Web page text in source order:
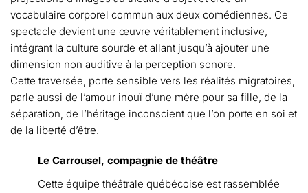
vocabulaire corporel commun aux deux comédiennes. Ce
spectacle devient une œuvre véritablement inclusive,
intégrant la culture sourde et allant jusqu’à ajouter une
dimension non auditive à la perception sonore.
Cette traversée, porte sensible vers les réalités migratoires,
parle aussi de l’amour inouï d’une mère pour sa fille, de la
séparation, de l’héritage inconscient que l’on porte en soi et
de la liberté d’être.
Le Carrousel, compagnie de théâtre
Cette équipe théâtrale québécoise est rassemblée